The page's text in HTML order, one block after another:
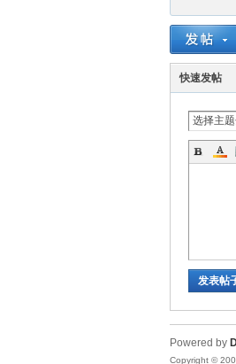
快速发帖
选择主
发表帖
Powered by
Copyright ©